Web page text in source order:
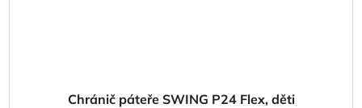
Chránič páteře SWING P24 Flex, děti